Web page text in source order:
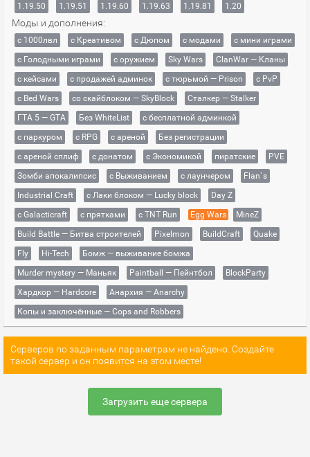
1.19.50
1.19.51 1.19.60 1.19.63 1.19.81 1.20
Моды и дополнения:
с 1000лвл c Креативом с Дюпом с модами
с мини играми
с Голодными играми
с оружием Sky Wars
ClanWar — Кланы
с кейсами
с продажей админок с тюрьмой — Prison
с PvP
с Bed Wars
со скайблоком — SkyBlock
Сталкер — Stalker
ГТА 5 — GTA
Без WhiteList
с бесплатной админкой
с паркуром
с RPG с ареной
Без регистрации
с ареной сплиф
с донатом с Экономикой пиратские
PVE
Зомби апокалипсис
с Выживанием с лаунчером
Flan`s
Industrial Craft
с Лаки блоком — Lucky block
Day Z
с Galacticraft
с прятками с TNT Run Egg Wars
MineZ
Build Battle — Битва строителей
Pixelmon BuildCraft
Quake
Fly
Hi-Tech
Бомж — выживание бомжа
Murder mystery — Маньяк
Paintball — Пейнтбол
BlockParty
Хардкор — Hardcore
Анархия — Anarchy
Копы и заключённые — Cops and Robbers
Серверов по заданным параметрам не найдено. Создайте
такой сервер и он появится на этом месте!
Загрузить еще сервера